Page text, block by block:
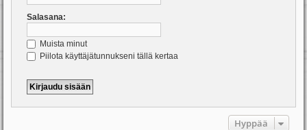
Salasana:
Muista minut
Piilota käyttäjätunnukseni tällä kertaa
Hyppää